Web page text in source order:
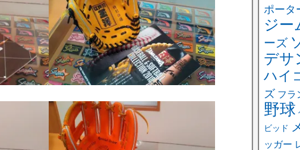
ポータ
ジー
ーズ
デサ
ハイ
ズ フラ
野球
ビッド
ッガー